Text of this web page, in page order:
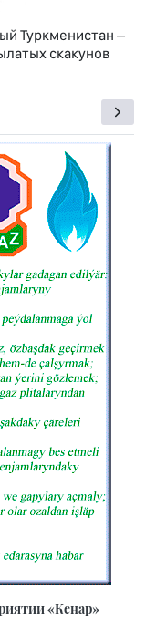
Туркменистан –
скакунов
«Кенар»